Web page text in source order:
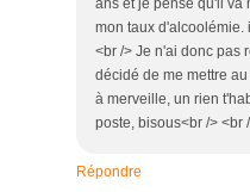
ans et je pense qu'il va
mon taux d'alcoolémie.
<br /> Je n'ai donc pas
décidé de me mettre
à merveille, un rien
poste, bisous<br /> <br
Répondre